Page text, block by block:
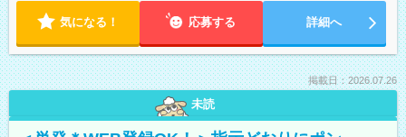
気になる！ 応募する 詳細へ
掲載日：2026.07.26
未読